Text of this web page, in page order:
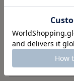
返品OK
一部商品を除き、
返品することが可能です